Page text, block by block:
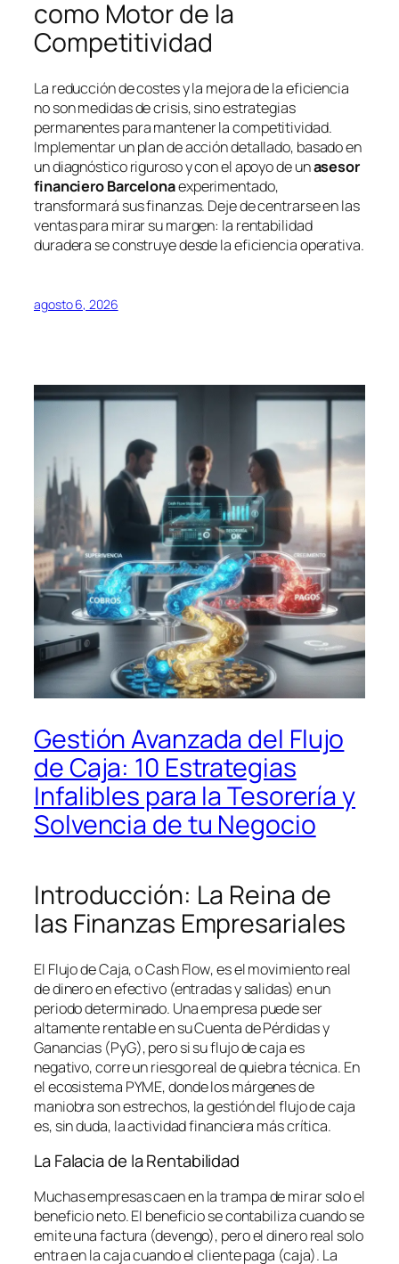
como Motor de la
Competitividad
La reducción de costes y la mejora de la eficiencia
no son medidas de crisis, sino estrategias
permanentes para mantener la competitividad.
Implementar un plan de acción detallado, basado en
un diagnóstico riguroso y con el apoyo de unasesor
financiero Barcelonaexperimentado,
transformará sus finanzas. Deje de centrarse en las
ventas para mirar su margen: la rentabilidad
duradera se construye desde la eficiencia operativa.
agosto 6, 2026
Gestión Avanzada del Flujo
de Caja: 10 Estrategias
Infalibles para la Tesorería y
Solvencia de tu Negocio
Introducción: La Reina de
las Finanzas Empresariales
El Flujo de Caja, oCash Flow, es el movimiento real
de dinero en efectivo (entradas y salidas) en un
periodo determinado. Una empresa puede ser
altamente rentable en su Cuenta de Pérdidas y
Ganancias (PyG), pero si su flujo de caja es
negativo, corre un riesgo real de quiebra técnica. En
el ecosistema PYME, donde los márgenes de
maniobra son estrechos, la gestión del flujo de caja
es, sin duda, la actividad financiera más crítica.
La Falacia de la Rentabilidad
Muchas empresas caen en la trampa de mirar solo el
beneficio neto. El beneficio se contabiliza cuando se
emite una factura (devengo), pero el dinero real solo
entra en la caja cuando el cliente paga (caja). La